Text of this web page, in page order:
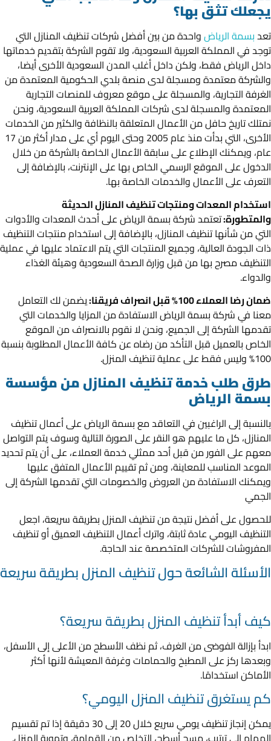
يجعلك تثق بها؟
تعدبسمة الرياضواحدة من بين أفضل شركات تنظيف المنازل التي
توجد في المملكة العربية السعودية، ولا تقوم الشركة بتقديم خدماتها
داخل الرياض فقط، ولكن داخل أغلب المدن السعودية الأخرى أيضا،
والشركة معتمدة ومسجلة لدى منصة بلدي الحكومية المعتمدة من
الغرفة التجارية، والمسجلة على موقع معروف للمنصات التجارية
المعتمدة والمسجلة لدى شركات المملكة العربية السعودية، ونحن
نمتلك تاريخ حافل من الأعمال المتعلقة بالنظافة والكثير من الخدمات
الأخرى، التي بدأت منذ عام 2005 وحتى اليوم أي على مدار أكثر من 17
عام، ويمكنك الإطلاع على سابقة الأعمال الخاصة بالشركة من خلال
الدخول على الموقع الرسمي الخاص بها على الإنترنت، بالإضافة إلى
التعرف على الأعمال والخدمات الخاصة بها.
استخدام المعدات ومنتجات تنظيف المنازل الحديثة
والمتطورة:تعتمد شركة بسمة الرياض على أحدث المعدات والأدوات
التي من شأنها تنظيف المنازل، بالإضافة إلى استخدام منتجات التنظيف
ذات الجودة العالية، وجميع المنتجات التي يتم الاعتماد عليها في عملية
التنظيف مصرح بها من قبل وزارة الصحة السعودية وهيئة الغذاء
والدواء.
ضمان رضا العملاء 100% قبل انصراف فريقنا:
يضمن لك التعامل
معنا في شركة بسمة الرياض الاستفادة من المزايا والخدمات التي
تقدمها الشركة إلى الجميع، ونحن لا نقوم بالانصراف من الموقع
الخاص بالعميل قبل التأكد من رضاه عن كافة الأعمال المطلوبة بنسبة
100% وليس فقط على عملية تنظيف المنزل.
طرق طلب خدمة تنظيف المنازل من مؤسسة
بسمة الرياض
بالنسبة إلى الراغبين في التعاقد مع بسمة الرياض على أعمال تنظيف
المنازل، كل ما عليهم هو النقر على الصورة التالية وسوف يتم التواصل
معهم على الفور من قبل أحد ممثلي خدمة العملاء، على أن يتم تحديد
الموعد المناسب للمعاينة، ومن ثم تقييم الأعمال المتفق عليها
ويمكنك الاستفادة من العروض والخصومات التي تقدمها الشركة إلى
الجمي
للحصول على أفضل نتيجة من تنظيف المنزل بطريقة سريعة، اجعل
التنظيف اليومي عادة ثابتة، واترك أعمال التنظيف العميق أو تنظيف
المفروشات للشركات المتخصصة عند الحاجة.
الأسئلة الشائعة حول تنظيف المنزل بطريقة سريعة
كيف أبدأ تنظيف المنزل بطريقة سريعة؟
ابدأ بإزالة الفوضى من الغرف، ثم نظف الأسطح من الأعلى إلى الأسفل،
وبعدها ركز على المطبخ والحمامات وغرفة المعيشة لأنها أكثر
الأماكن استخدامًا.
كم يستغرق تنظيف المنزل اليومي؟
يمكن إنجاز تنظيف يومي سريع خلال 20 إلى 30 دقيقة إذا تم تقسيم